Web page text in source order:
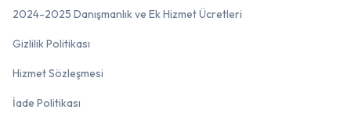
2024-2025 Danışmanlık ve Ek Hizmet Ücretleri
Gizlilik Politikası
Hizmet Sözleşmesi
İade Politikası